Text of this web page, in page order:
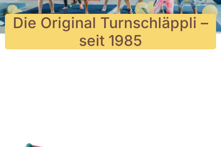
Die Original Turnschläppli –
seit 1985